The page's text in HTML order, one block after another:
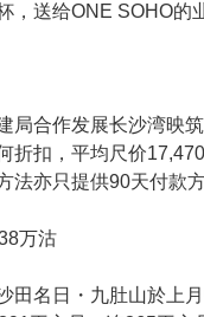
，送给ONE SOHO的
局合作发展长沙湾映
折扣，平均尺价
法亦只提供90天付款方
万沽
田名日・九肚山於上